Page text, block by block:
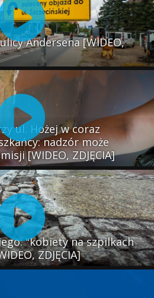
Andersena [WIDEO,
ul. Hożej w coraz
nadzór może
[WIDEO, ZDJĘCIA]
"kobiety na szpilkach
ZDJĘCIA]